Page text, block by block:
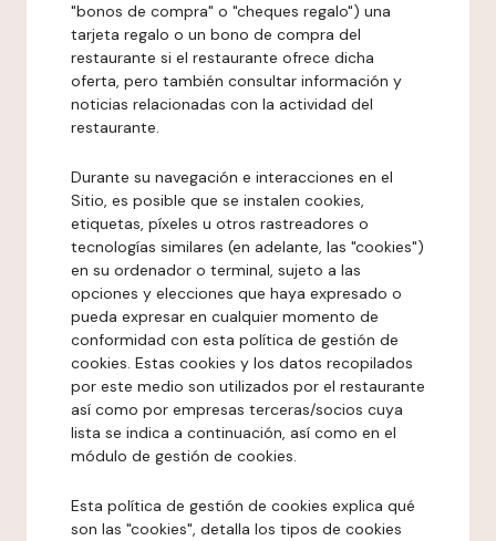
"bonos de compra" o "cheques regalo") una
tarjeta regalo o un bono de compra del
restaurante si el restaurante ofrece dicha
oferta, pero también consultar información y
noticias relacionadas con la actividad del
restaurante.
Durante su navegación e interacciones en el
Sitio, es posible que se instalen cookies,
etiquetas, píxeles u otros rastreadores o
tecnologías similares (en adelante, las "cookies")
en su ordenador o terminal, sujeto a las
opciones y elecciones que haya expresado o
pueda expresar en cualquier momento de
conformidad con esta política de gestión de
cookies. Estas cookies y los datos recopilados
por este medio son utilizados por el restaurante
así como por empresas terceras/socios cuya
lista se indica a continuación, así como en el
módulo de gestión de cookies.
Esta política de gestión de cookies explica qué
son las "cookies", detalla los tipos de cookies